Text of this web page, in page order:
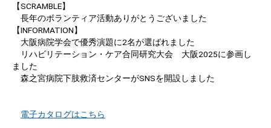
【SCRAMBLE】
長年のボランティア活動ありがとうございました
【INFORMATION】
大阪病院学会で優秀演題に2名が選ばれました
リハビリテーション・ケア合同研究大会 大阪2025に参画し
ました
森之宮病院下肢救済センターがSNSを開設しました
電子カタログはこちら